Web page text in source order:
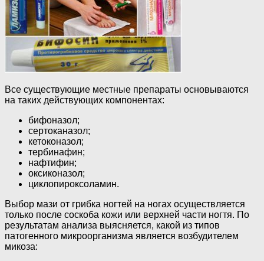
Все существующие местные препараты основываются
на таких действующих компонентах:
бифоназол;
сертоканазол;
кетоконазол;
тербинафин;
нафтифин;
оксиконазол;
циклопироксоламин.
Выбор мази от грибка ногтей на ногах осуществляется
только после соскоба кожи или верхней части ногтя. По
результатам анализа выясняется, какой из типов
патогенного микроорганизма является возбудителем
микоза: